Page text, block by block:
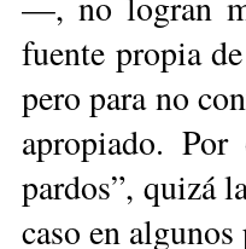
fuente propia
pero para no
apropiado.
pardos”, quizá
caso en